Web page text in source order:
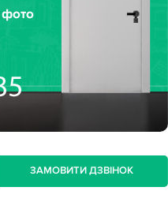
ЗАМОВИТИ ДЗВІНОК